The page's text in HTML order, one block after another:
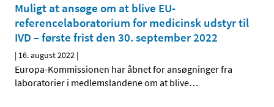
Muligt at ansøge om at blive EU-
referencelaboratorium for medicinsk udstyr til
IVD – første frist den 30. september 2022
| 16. august 2022 |
Europa-Kommissionen har åbnet for ansøgninger fra
laboratorier i medlemslandene om at blive…